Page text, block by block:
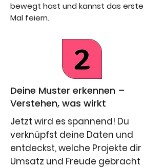
bewegt hast und kannst das erste
Mal feiern.
Deine Muster erkennen –
Verstehen, was wirkt
Jetzt wird es spannend! Du
verknüpfst deine Daten und
entdeckst, welche Projekte dir
Umsatz und Freude gebracht